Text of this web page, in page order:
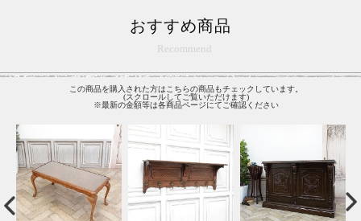
おすすめ商品
Recommend
この商品を購入された方はこちらの商品もチェックしています。
(スクロールしてご覧いただけます)
※最新の金額等は各商品ページにてご確認ください